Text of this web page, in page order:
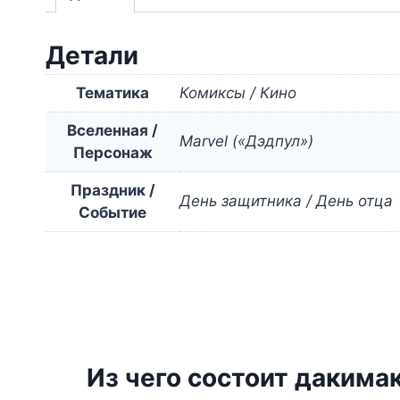
Детали
Тематика Комиксы / Кино
Вселенная /
Персонаж
Marvel («Дэдпул»)
Праздник /
Событие
День защитника / День отца
Из чего состоит